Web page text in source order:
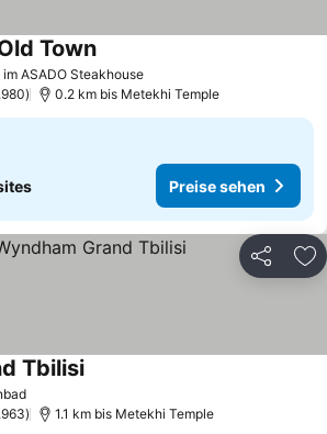
ASADO Steakhouse
Town
0.2 km bis Metekhi Temple
Preise sehen
Teilen
Tbilisi
1.1 km bis Metekhi Temple